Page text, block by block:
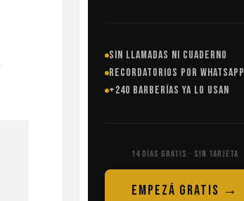
SIN LLAMADAS NI CUADERNO
RECORDATORIOS POR WHATSAPP
+240 BARBERÍAS YA LO USAN
14 DÍAS GRATIS · SIN TARJETA
EMPEZÁ GRATIS →